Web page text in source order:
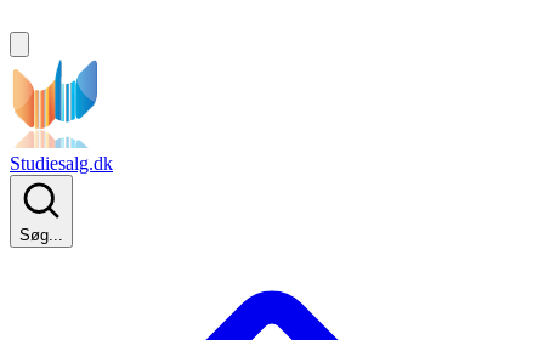
Studiesalg.dk
Søg...